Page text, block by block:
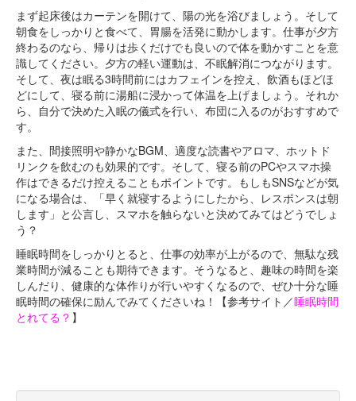
まず起床後はカーテンを開けて、陽の光を浴びましょう。そして
朝食をしっかりと食べて、胃腸を活発に動かします。仕事が夕方
終わるのなら、帰りは歩くだけでも良いので体を動かすことを意
識してください。夕方の軽い運動は、不眠解消につながります。
そして、夜は眠る3時間前にはカフェインを控え、飲酒もほどほ
どにして、寝る前に湯船に浸かって体温を上げましょう。それか
ら、自分で決めた入眠の儀式を行い、布団に入るのがおすすめで
す。
また、間接照明や静かなBGM、適度な読書やアロマ、ホットド
リンクを飲むのも効果的です。そして、寝る前のPCやスマホ操
作はできるだけ控えることもポイントです。もしもSNSなどが気
になる場合は、「早く就寝するようにしたから、レスポンスは朝
します」と公言し、スマホを触らないと決めてみてはどうでしょ
う？
睡眠時間をしっかりとると、仕事の効率が上がるので、無駄な残
業時間が減ることも期待できます。そうなると、趣味の時間を楽
しんだり、健康的な体作りが行いやすくなるので、ぜひ十分な睡
眠時間の確保に励んでみてくださいね！【参考サイト／睡眠時間
とれてる？ 】